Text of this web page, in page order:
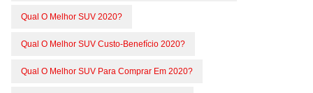
Qual O Melhor SUV 2020?
Qual O Melhor SUV Custo-Benefício 2020?
Qual O Melhor SUV Para Comprar Em 2020?